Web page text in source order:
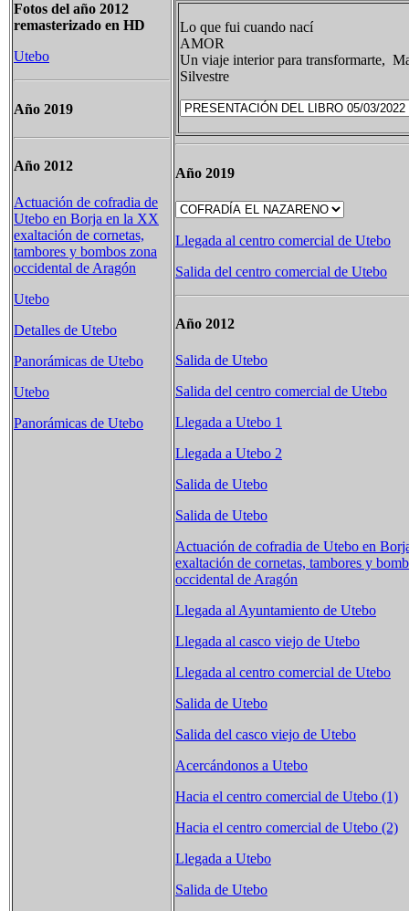
Fotos del año 2012
remasterizado en HD
Utebo
Año 2019
Año 2012
Actuación de cofradia de
Utebo en Borja en la XX
exaltación de cornetas,
tambores y bombos zona
occidental de Aragón
Utebo
Detalles de Utebo
Panorámicas de Utebo
Utebo
Panorámicas de Utebo
Lo que fui cuando nací
AMOR
Un viaje interior para transformarte,
Silvestre
Año 2019
Llegada al centro comercial de Utebo
Salida del centro comercial de Utebo
Año 2012
Salida de Utebo
Salida del centro comercial de Utebo
Llegada a Utebo 1
Llegada a Utebo 2
Salida de Utebo
Salida de Utebo
Actuación de cofradia de Utebo en
exaltación de cornetas, tambores y
occidental de Aragón
Llegada al Ayuntamiento de Utebo
Llegada al casco viejo de Utebo
Llegada al centro comercial de Utebo
Salida de Utebo
Salida del casco viejo de Utebo
Acercándonos a Utebo
Hacia el centro comercial de Utebo (1)
Hacia el centro comercial de Utebo (2)
Llegada a Utebo
Salida de Utebo